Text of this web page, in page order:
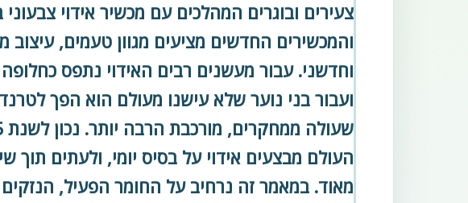
צעירים ובוגרים המהלכים עם מכשיר אידוי
והמכשירים החדשים מציעים מגוון טעמים,
וחדשני. עבור מעשנים רבים האידוי נתפס
ועבור בני נוער שלא עישנו מעולם הוא הפך
העולם מבצעים אידוי על בסיס יומי, ולעתים תוך
מאוד. במאמר זה נרחיב על החומר הפעיל, הנזקים